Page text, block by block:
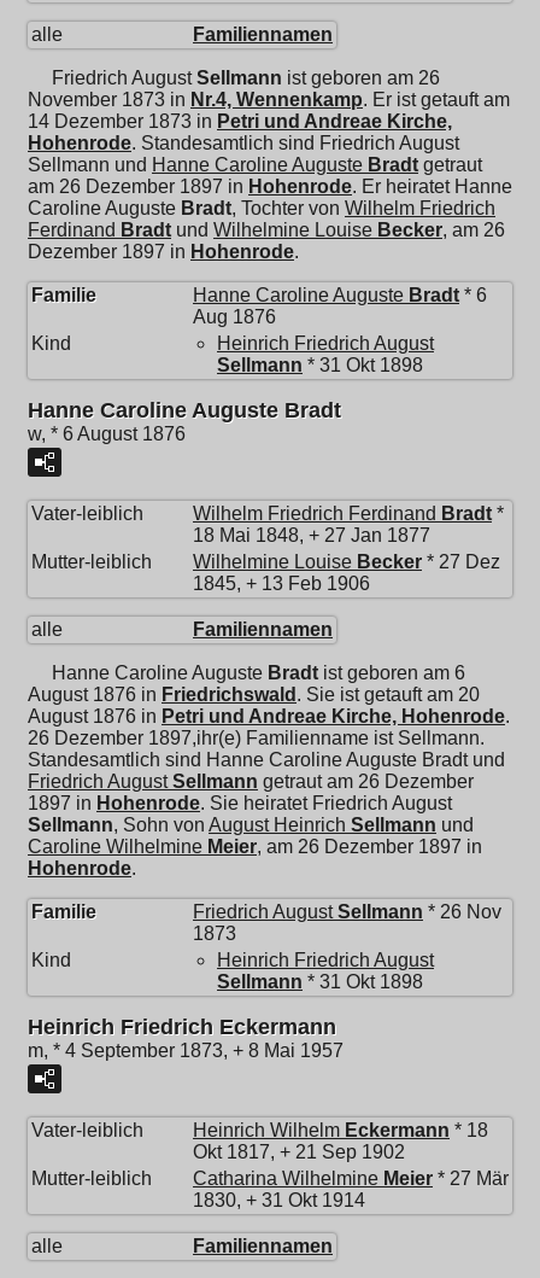
alle Familiennamen
Friedrich August Sellmann ist geboren am 26
November 1873 in Nr.4, Wennenkamp. Er ist getauft am
14 Dezember 1873 in Petri und Andreae Kirche,
Hohenrode. Standesamtlich sind Friedrich August
Sellmann und Hanne Caroline Auguste Bradt getraut
am 26 Dezember 1897 in Hohenrode. Er heiratet Hanne
Caroline Auguste Bradt, Tochter von Wilhelm Friedrich
Ferdinand Bradt und Wilhelmine Louise Becker, am 26
Dezember 1897 in Hohenrode.
Familie Hanne Caroline Auguste Bradt * 6
Aug 1876
Kind
Heinrich Friedrich August
Sellmann * 31 Okt 1898
Hanne Caroline Auguste Bradt
w, * 6 August 1876
Vater-leiblich Wilhelm Friedrich Ferdinand Bradt *
18 Mai 1848, + 27 Jan 1877
Mutter-leiblich
Wilhelmine Louise Becker * 27 Dez
1845, + 13 Feb 1906
alle Familiennamen
Hanne Caroline Auguste Bradt ist geboren am 6
August 1876 in Friedrichswald . Sie ist getauft am 20
August 1876 in Petri und Andreae Kirche, Hohenrode.
26 Dezember 1897,ihr(e) Familienname ist Sellmann.
Standesamtlich sind Hanne Caroline Auguste Bradt und
Friedrich August Sellmann getraut am 26 Dezember
1897 in Hohenrode. Sie heiratet Friedrich August
Sellmann, Sohn von August Heinrich Sellmann und
Caroline Wilhelmine Meier, am 26 Dezember 1897 in
Hohenrode.
Familie Friedrich August Sellmann * 26 Nov
1873
Kind
Heinrich Friedrich August
Sellmann * 31 Okt 1898
Heinrich Friedrich Eckermann
m, * 4 September 1873, + 8 Mai 1957
Vater-leiblich Heinrich Wilhelm Eckermann * 18
Okt 1817, + 21 Sep 1902
Mutter-leiblich
Catharina Wilhelmine Meier * 27 Mär
1830, + 31 Okt 1914
alle Familiennamen